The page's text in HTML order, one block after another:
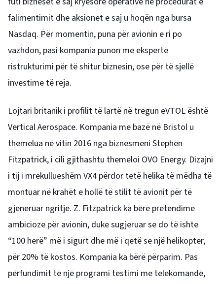
falimentimit dhe aksionet e saj u hoqën nga bursa
Nasdaq. Për momentin, puna për avionin e ri po
vazhdon, pasi kompania punon me ekspertë
ristrukturimi për të shitur biznesin, ose për të sjellë
investime të reja.
Lojtari britanik i profilit të lartë në tregun eVTOL është
Vertical Aerospace. Kompania me bazë në Bristol u
themelua në vitin 2016 nga biznesmeni Stephen
Fitzpatrick, i cili gjithashtu themeloi OVO Energy. Dizajni
i tij i mrekullueshëm VX4 përdor tetë helika të mëdha të
montuar në krahët e hollë të stilit të avionit për të
gjeneruar ngritje. Z. Fitzpatrick ka bërë pretendime
ambicioze për avionin, duke sugjeruar se do të ishte
“100 herë” më i sigurt dhe më i qetë se një helikopter,
për 20% të kostos. Kompania ka bërë përparim. Pas
përfundimit të një programi testimi me telekomandë,